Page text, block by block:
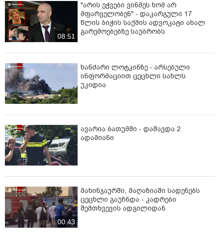
08:51
"არის ეჭვები ვინმეს ხომ არ
მფარველობენ" - დაკარგული 17
წლის ბიჭის საქმის ადვოკატი ახალ
გარემოებებზე საუბრობს
ხანძარი ლოტკინზე - არსებული
ინფორმაციით ცეცხლი სახლს
უკიდია
ავარია ბათუმში - დაშავდა 2
ადამიანი
00:43
მახინჯაურში, მაღაზიაში სადენებს
ცეცხლი გაუჩნდა - კადრები
შემთხვევის ადგილიდან